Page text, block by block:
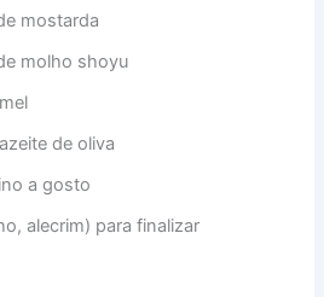
mostarda
molho shoyu
de oliva
a gosto
alecrim) para finalizar